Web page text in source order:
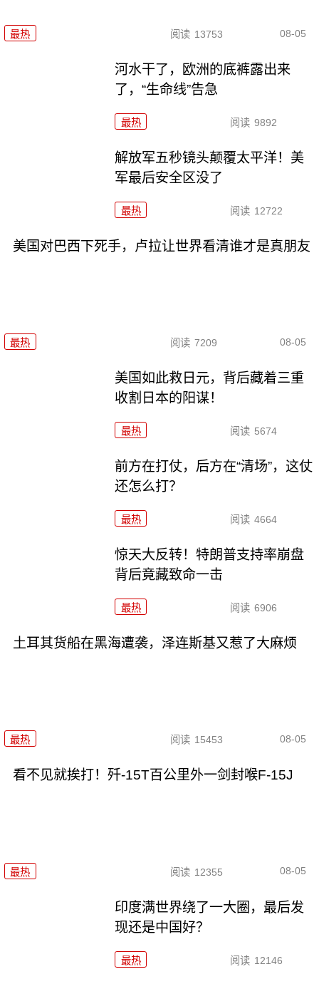
最热 阅读 13753 08-05
河水干了，欧洲的底裤露出来
了，“生命线”告急
最热 阅读 9892
解放军五秒镜头颠覆太平洋！美
军最后安全区没了
最热 阅读 12722
美国对巴西下死手，卢拉让世界看清谁才是真朋友
最热 阅读 7209 08-05
美国如此救日元，背后藏着三重
收割日本的阳谋！
最热 阅读 5674
前方在打仗，后方在“清场”，这仗
还怎么打？
最热 阅读 4664
惊天大反转！特朗普支持率崩盘
背后竟藏致命一击
最热 阅读 6906
土耳其货船在黑海遭袭，泽连斯基又惹了大麻烦
最热 阅读 15453 08-05
看不见就挨打！歼-15T百公里外一剑封喉F-15J
最热 阅读 12355 08-05
印度满世界绕了一大圈，最后发
现还是中国好？
最热 阅读 12146